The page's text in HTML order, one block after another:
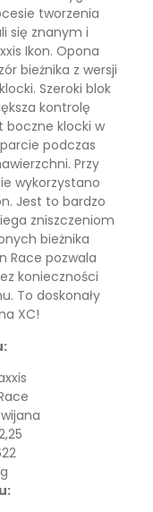
tworzenia
się znanym i
Ikon. Opona
bieżnika z wersji
Szeroki blok
kontrolę
klocki w
podczas
Przy
wykorzystano
Jest to bardzo
zniszczeniom
bieżnika
Race pozwala
konieczności
To doskonały
XC!